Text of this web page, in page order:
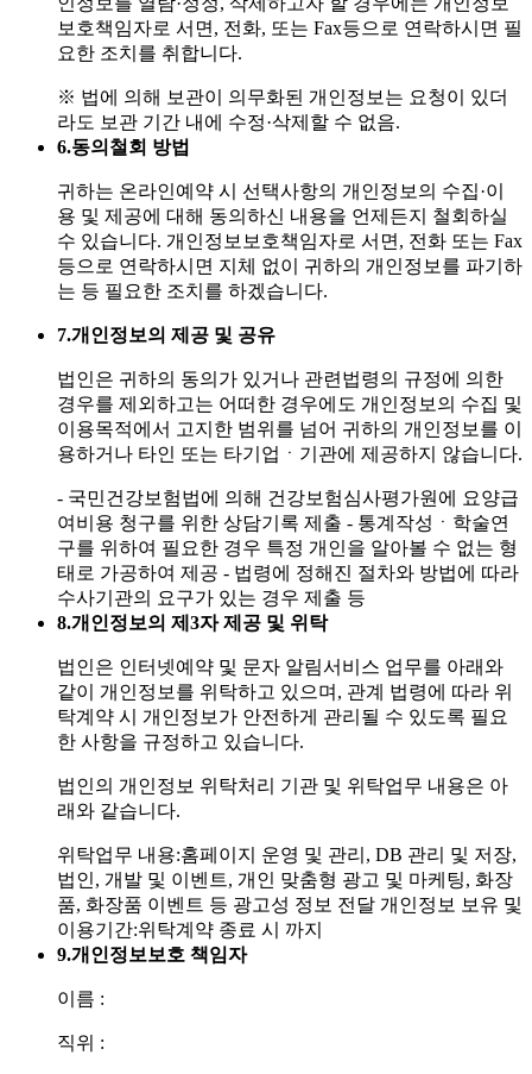
보호책임자로 서면, 전화, 또는 Fax등으로 연락하시면 필
요한 조치를 취합니다.
※ 법에 의해 보관이 의무화된 개인정보는 요청이 있더
라도 보관 기간 내에 수정·삭제할 수 없음.
6.동의철회 방법
귀하는 온라인예약 시 선택사항의 개인정보의 수집·이
용 및 제공에 대해 동의하신 내용을 언제든지 철회하실
수 있습니다. 개인정보보호책임자로 서면, 전화 또는 Fax
등으로 연락하시면 지체 없이 귀하의 개인정보를 파기하
는 등 필요한 조치를 하겠습니다.
7.개인정보의 제공 및 공유
법인은 귀하의 동의가 있거나 관련법령의 규정에 의한
경우를 제외하고는 어떠한 경우에도 개인정보의 수집 및
이용목적에서 고지한 범위를 넘어 귀하의 개인정보를 이
용하거나 타인 또는 타기업ㆍ기관에 제공하지 않습니다.
- 국민건강보험법에 의해 건강보험심사평가원에 요양급
여비용 청구를 위한 상담기록 제출 - 통계작성ㆍ학술연
구를 위하여 필요한 경우 특정 개인을 알아볼 수 없는 형
태로 가공하여 제공 - 법령에 정해진 절차와 방법에 따라
수사기관의 요구가 있는 경우 제출 등
8.개인정보의 제3자 제공 및 위탁
법인은 인터넷예약 및 문자 알림서비스 업무를 아래와
같이 개인정보를 위탁하고 있으며, 관계 법령에 따라 위
탁계약 시 개인정보가 안전하게 관리될 수 있도록 필요
한 사항을 규정하고 있습니다.
법인의 개인정보 위탁처리 기관 및 위탁업무 내용은 아
래와 같습니다.
위탁업무 내용:홈페이지 운영 및 관리, DB 관리 및 저장,
법인, 개발 및 이벤트, 개인 맞춤형 광고 및 마케팅, 화장
품, 화장품 이벤트 등 광고성 정보 전달 개인정보 보유 및
이용기간:위탁계약 종료 시 까지
9.개인정보보호 책임자
이름 :
직위 :